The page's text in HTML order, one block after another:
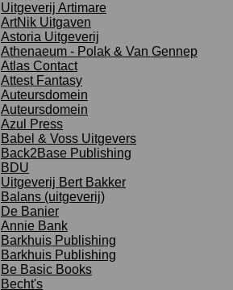
Uitgeverij Artimare
ArtNik Uitgaven
Astoria Uitgeverij
Athenaeum - Polak & Van Gennep
Atlas Contact
Attest Fantasy
Auteursdomein
Auteursdomein
Azul Press
Babel & Voss Uitgevers
Back2Base Publishing
BDU
Uitgeverij Bert Bakker
Balans (uitgeverij)
De Banier
Annie Bank
Barkhuis Publishing
Barkhuis Publishing
Be Basic Books
Becht's